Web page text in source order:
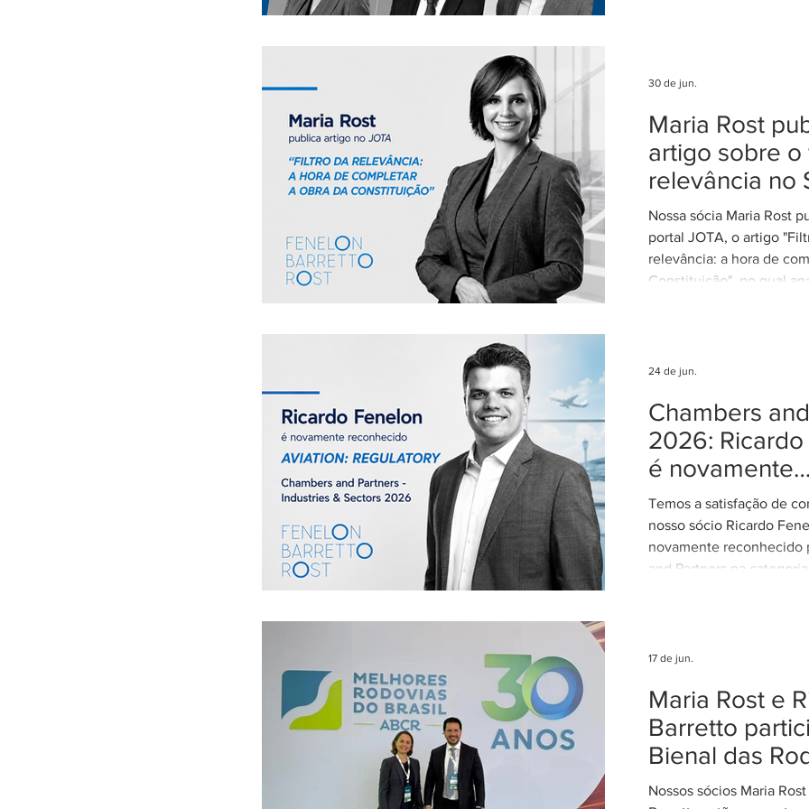
nosso trabalho. Esse
advocacia técnica e de
Maria Rost
artigo sobre o
relevância no
Nossa sócia Maria Rost
portal JOTA, o artigo
relevância: a hora de
Constituição", no qual
para o sistema recursal
regulamentação é
STJ exerça plenamente
constitucional de
interpretação da
concentran
30 de jun.
Chambers
2026:
é novamente
reconhecido
Aviation:
Temos a satisfação de
nosso sócio Ricardo
novamente reconhecido
and Partners na
elaboração, discussão e
para o setor aéreo
retorno à advocacia, em
sendo continuamente
sua atuação em Direito
assessorando
24 de jun.
Maria Rost e
Barretto
Bienal das
Nossos sócios Maria
17 de jun.